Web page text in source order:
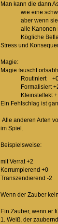
Man kann die dann
wie eine
aber wenn sie
alle Kanonen
Kögliche
Stress und
Magie:
Magie tauscht
Routiniert
Formalisiert
Kleinsteffekt
Ein Fehlschlag ist
Alle anderen Arten
im Spiel.
Beispielsweise:
mit Verrat +2
Korrumpierend +0
Transzendierend -2
Wenn der Zauber
Ein Zauber, wenn er
1. Weiß, der